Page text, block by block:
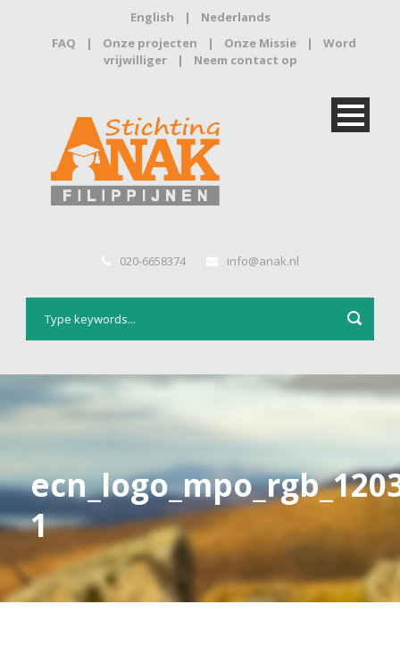
English |
Nederlands
FAQ
| Onze projecten | Onze Missie |
Word
vrijwilliger
| Neem contact op
020-6658374 info@anak.nl
1